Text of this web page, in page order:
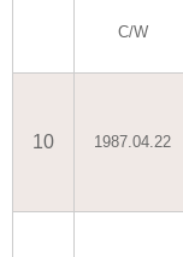
C/W
10 1987.04.22